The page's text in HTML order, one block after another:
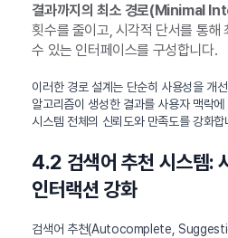
결과까지의 최소 경로(Minimal
횟수를 줄이고, 시각적 단서를 통해
수 있는 인터페이스를 구성합니다.
이러한 경로 설계는 단순히 사용성을 개
알고리즘이 생성한 결과를 사용자 맥락
시스템 전체의 신뢰도와 만족도를 강화합
4.2 검색어 추천 시스템:
인터랙션 강화
검색어 추천(Autocomplete,